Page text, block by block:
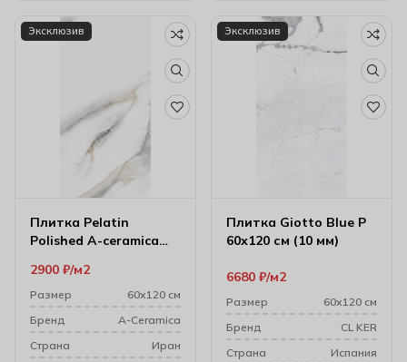
Эксклюзив
Плитка Pelatin
Polished A-ceramica
Ac76509
2900 ₽ м2
Размер
60х120 см
Бренд
A-Ceramica
Cтрана
Иран
Эксклюзив
Плитка Giotto Blue P
60х120 см (10 мм)
6680 ₽ м2
Размер
60х120 см
Бренд
CL KER
Cтрана
Испания